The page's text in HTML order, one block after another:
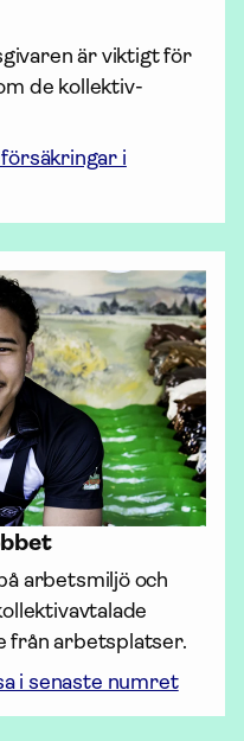
är viktigt för
de kollektiv­
i
arbetsmiljö och
från arbetsplatser.
i senaste numret